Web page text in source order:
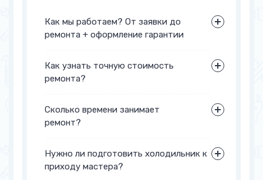
Как мы работаем? От заявки до
ремонта + оформление гарантии
обратной связи
Как узнать точную стоимость
ремонта?
Сколько времени занимает
ремонт?
Нужно ли подготовить холодильник к
приходу мастера?